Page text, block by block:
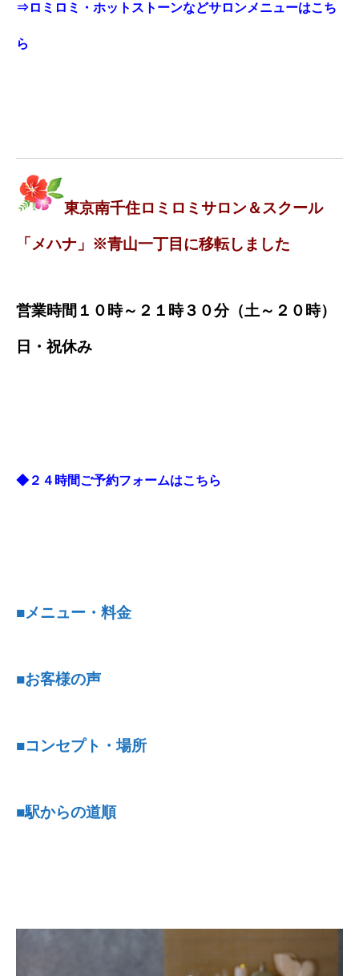
⇒ロミロミ・ホットストーンなどサロンメニューはこち
ら
東京南千住ロミロミサロン＆スクール
「メハナ」※青山一丁目に移転しました
営業時間１０時～２１時３０分（土～２０時）
日・祝休み
◆２４時間ご予約フォームはこちら
■メニュー・料金
■お客様の声
■コンセプト・場所
■駅からの道順